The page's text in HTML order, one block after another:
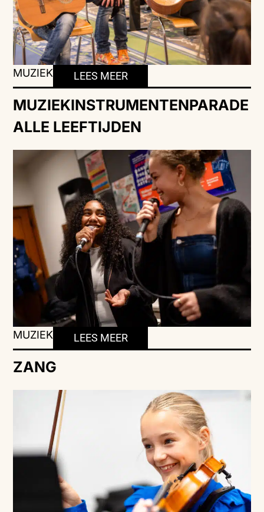
MUZIEK LEES MEER
MUZIEKINSTRUMENTENPARADE
ALLE LEEFTIJDEN
MUZIEK LEES MEER
ZANG